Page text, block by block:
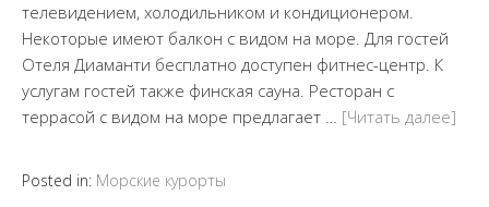
телевидением, холодильником и кондиционером.
Некоторые имеют балкон с видом на море. Для гостей
Отеля Диаманти бесплатно доступен фитнес-центр. К
услугам гостей также финская сауна. Ресторан с
террасой с видом на море предлагает … [Читать далее]
Posted in: Морские курорты